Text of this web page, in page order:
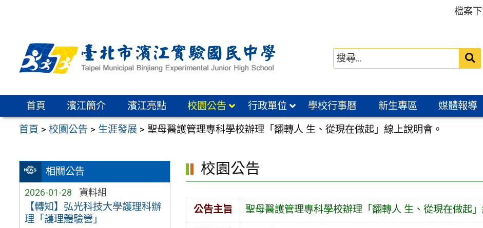
區
檔案
送
首頁 濱江簡介 濱江亮點 校園公告 行政單位 學校行事曆 新生專區 媒體報導
首頁 >校園公告 > 生涯發展 >聖母醫護管理專科學校辦理「翻轉人 生、從現在做起」線上說明會。
相關公告
2026-01-28 資料組
【轉知】弘光科技大學護理科辦
理「護理體驗營」
校園公告
公告主旨 聖母醫護管理專科學校辦理「翻轉人 生、從現在做起」